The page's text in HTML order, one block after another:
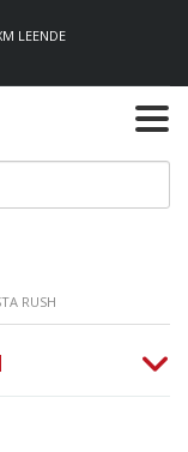
LEENDE
RUSH